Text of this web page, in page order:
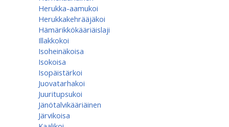
Herukka-aamukoi
Herukkakehrääjäkoi
Hämärikkökääriäislaji
Illakkokoi
Isoheinäkoisa
Isokoisa
Isopäistärkoi
Juovatarhakoi
Juuritupsukoi
Jänötalvikääriäinen
Järvikoisa